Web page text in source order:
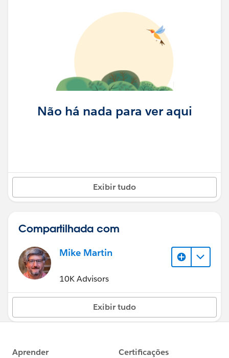
Não há nada para ver aqui
Exibir tudo
Compartilhada com
Mike Martin
10K Advisors
Exibir tudo